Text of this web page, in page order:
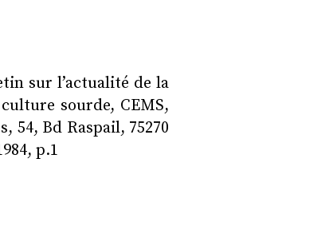
sur l’actualité de la
sourde, CEMS,
54, Bd Raspail, 75270
p.1